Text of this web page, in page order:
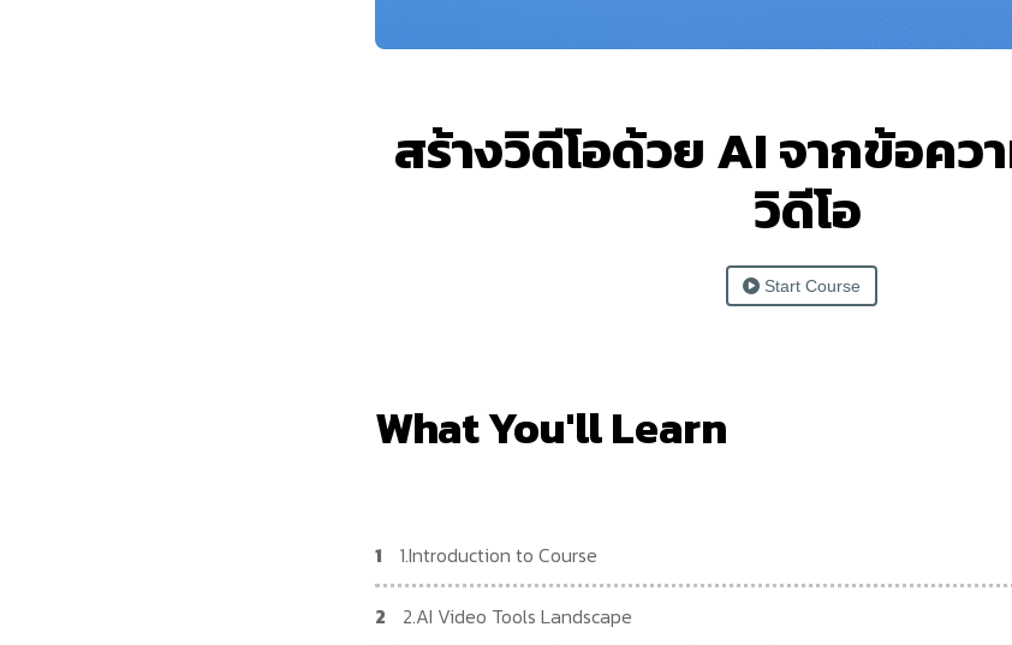
สร้างวิดีโอด้วย AI จากข้อคว
วิดีโอ
Start Course
What You'll Learn
1 1.Introduction to Course
2 2.AI Video Tools Landscape